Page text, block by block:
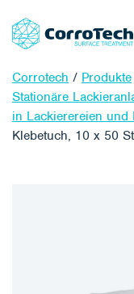
Corrotech / Produkte
Stationäre
in Lackierereien und
Klebetuch, 10 x 50